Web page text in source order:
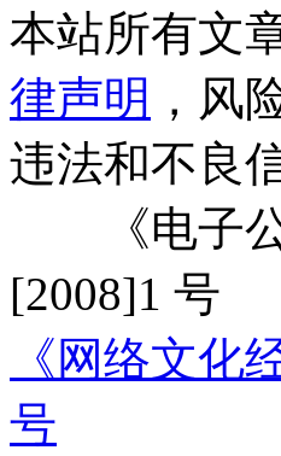
本站所有文
律声明 ，风
违法和不良
《电子公
[2008]1 号
《网络文化
号